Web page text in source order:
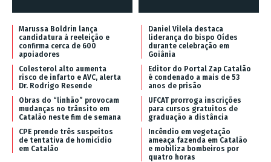
Marussa Boldrin lança
candidatura à reeleição e
confirma cerca de 600
apoiadores
Daniel Vilela destaca
liderança do bispo Oídes
durante celebração em
Goiânia
Colesterol alto aumenta
risco de infarto e AVC, alerta
Dr. Rodrigo Resende
Editor do Portal Zap Catalão
é condenado a mais de 53
anos de prisão
Obras do “linhão” provocam
mudanças no trânsito em
Catalão neste fim de semana
UFCAT prorroga inscrições
para cursos gratuitos de
graduação a distância
CPE prende três suspeitos
de tentativa de homicídio
em Catalão
Incêndio em vegetação
ameaça fazenda em Catalão
e mobiliza bombeiros por
quatro horas